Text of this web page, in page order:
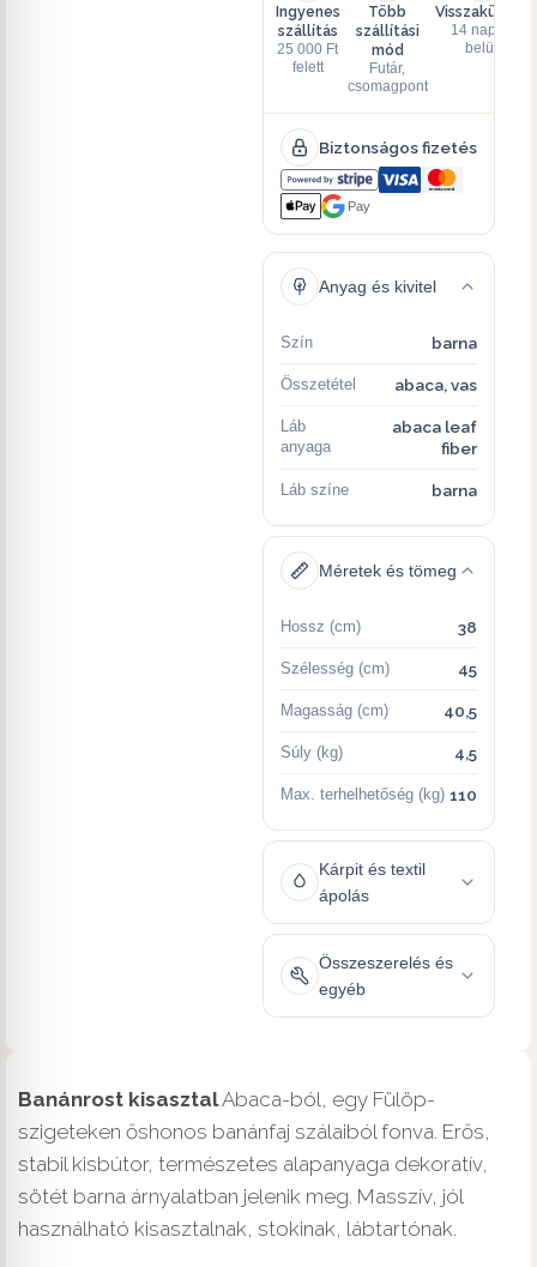
Ingyenes
szállítás
25 000 Ft
felett
Több
szállítási
mód
Futár,
csomagpont
Visszaküldés
14 napon
belül
Biztonságos fizetés
Pay
Anyag és kivitel
Szín barna
Összetétel abaca, vas
Láb
anyaga
abaca leaf
fiber
Láb színe barna
Méretek és tömeg
Hossz (cm) 38
Szélesség (cm) 45
Magasság (cm) 40,5
Súly (kg) 4,5
Max. terhelhetőség (kg) 110
Kárpit és textil
ápolás
Összeszerelés és
egyéb
Banánrost kisasztalAbaca-ból, egy Fülöp-
szigeteken őshonos banánfaj szálaiból fonva. Erős,
stabil kisbútor, természetes alapanyaga dekoratív,
sötét barna árnyalatban jelenik meg. Masszív, jól
használható kisasztalnak, stokinak, lábtartónak.